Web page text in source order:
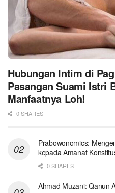
Hubungan Intim di
Pasangan Suami Istri
Manfaatnya Loh!
0 SHARES
Prabowonomics:
kepada Amanat
0 SHARES
Ahmad Muzani: Qanun